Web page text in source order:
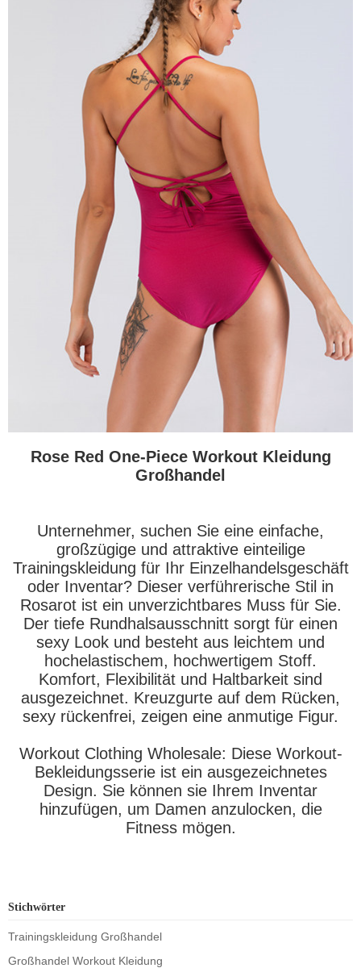
Rose Red One-Piece Workout Kleidung
Großhandel
Unternehmer, suchen Sie eine einfache,
großzügige und attraktive einteilige
Trainingskleidung für Ihr Einzelhandelsgeschäft
oder Inventar? Dieser verführerische Stil in
Rosarot ist ein unverzichtbares Muss für Sie.
Der tiefe Rundhalsausschnitt sorgt für einen
sexy Look und besteht aus leichtem und
hochelastischem, hochwertigem Stoff.
Komfort, Flexibilität und Haltbarkeit sind
ausgezeichnet. Kreuzgurte auf dem Rücken,
sexy rückenfrei, zeigen eine anmutige Figur.
Workout Clothing Wholesale: Diese Workout-
Bekleidungsserie ist ein ausgezeichnetes
Design. Sie können sie Ihrem Inventar
hinzufügen, um Damen anzulocken, die
Fitness mögen.
Stichwörter
Trainingskleidung Großhandel
Großhandel Workout Kleidung